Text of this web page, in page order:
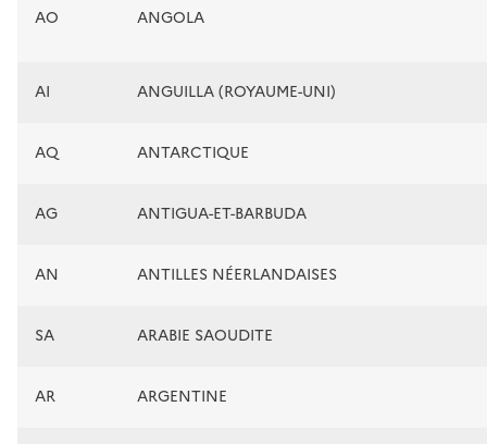
AO ANGOLA
AI ANGUILLA (ROYAUME-UNI)
AQ ANTARCTIQUE
AG ANTIGUA-ET-BARBUDA
AN ANTILLES NÉERLANDAISES
SA ARABIE SAOUDITE
AR ARGENTINE